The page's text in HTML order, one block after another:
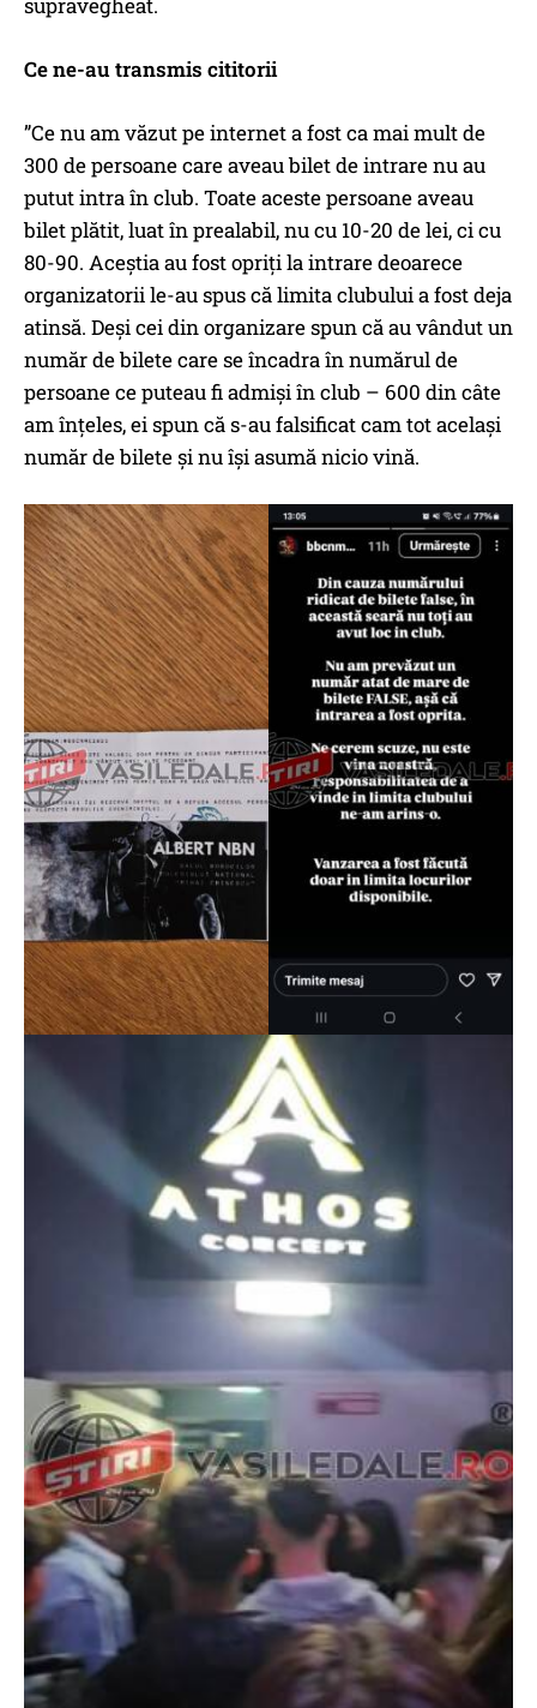
Ce ne-au transmis cititorii
”Ce nu am văzut pe internet a fost ca mai mult de
300 de persoane care aveau bilet de intrare nu au
putut intra în club. Toate aceste persoane aveau
bilet plătit, luat în prealabil, nu cu 10-20 de lei, ci cu
80-90. Aceștia au fost opriți la intrare deoarece
organizatorii le-au spus că limita clubului a fost deja
atinsă. Deși cei din organizare spun că au vândut un
număr de bilete care se încadra în numărul de
persoane ce puteau fi admiși în club – 600 din câte
am înțeles, ei spun că s-au falsificat cam tot același
număr de bilete și nu își asumă nicio vină.